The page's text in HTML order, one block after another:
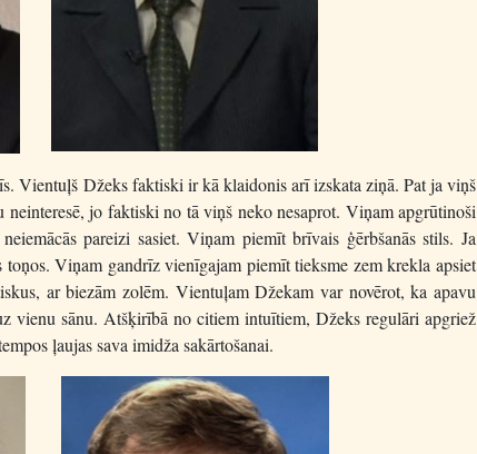
Vientuļš Džeks faktiski ir kā klaidonis arī izskata ziņā. Pat ja viņš
jo faktiski no tā viņš neko nesaprot. Viņam apgrūtinoši
pareizi sasiet. Viņam piemīt brīvais ģērbšanās stils. Ja
Viņam gandrīz vienīgajam piemīt tieksme zem krekla apsiet
ar biezām zolēm. Vientuļam Džekam var novērot, ka apavu
vienu sānu. Atšķirībā no citiem intuītiem, Džeks regulāri apgriež
ļaujas sava imidža sakārtošanai.